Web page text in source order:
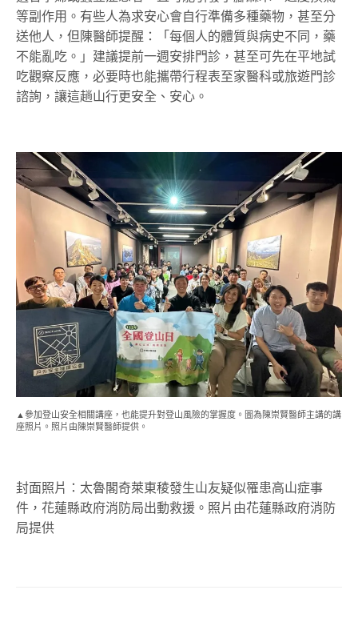
等副作用。有些人為求安心會自行準備多種藥物，甚至分
送他人，但陳醫師提醒：「每個人的體質與病史不同，藥
不能亂吃。」建議提前一週安排門診，甚至可先在平地試
吃觀察反應，必要時也能攜帶行程表至家醫科或旅遊門診
諮詢，讓這趟山行更安全、安心。
▲參加登山安全相關講座，也能提升對登山風險的掌握度。圖為陳崇賢醫師主講的講
座照片。照片由陳崇賢醫師提供。
封面照片：太魯閣奇萊東稜發生山友疑似罹患高山症事
件，花蓮縣政府消防局出動救援。照片由花蓮縣政府消防
局提供